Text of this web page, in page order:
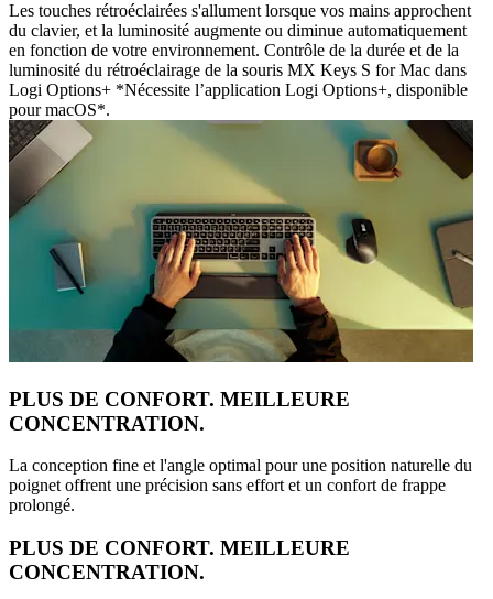
Les touches rétroéclairées s'allument lorsque vos mains approchent
du clavier, et la luminosité augmente ou diminue automatiquement
en fonction de votre environnement. Contrôle de la durée et de la
luminosité du rétroéclairage de la souris MX Keys S for Mac dans
Logi Options+ *Nécessite l’application Logi Options+, disponible
pour macOS*.
PLUS DE CONFORT. MEILLEURE
CONCENTRATION.
La conception fine et l'angle optimal pour une position naturelle du
poignet offrent une précision sans effort et un confort de frappe
prolongé.
PLUS DE CONFORT. MEILLEURE
CONCENTRATION.